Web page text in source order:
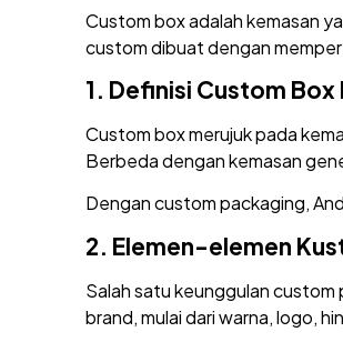
Custom box adalah kemasan
custom dibuat dengan
1. Definisi Custom Box
Custom box merujuk pada
Berbeda dengan kemasan
Dengan custom packaging,
2. Elemen-elemen
Salah satu keunggulan custom
brand, mulai dari warna, logo,